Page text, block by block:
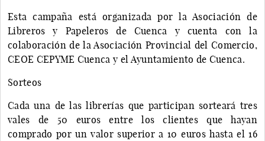
Esta campaña está organizada por la Asociación de
Libreros y Papeleros de Cuenca y cuenta con la
colaboración de la Asociación Provincial del Comercio,
CEOE CEPYME Cuenca y el Ayuntamiento de Cuenca.
Sorteos
Cada una de las librerías que participan sorteará tres
vales de 50 euros entre los clientes que hayan
comprado por un valor superior a 10 euros hasta el 16